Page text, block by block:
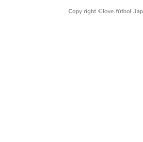
Copy right ©️love.fútbol